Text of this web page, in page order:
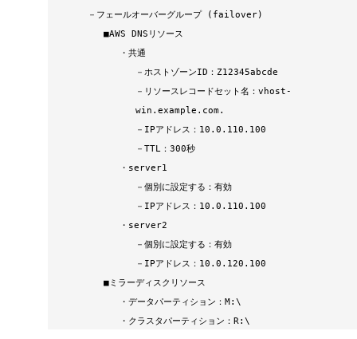
－ フェールオーバーグループ (failover)
■AWS DNSリソース
・ 共通
－ ホストゾーンID：Z12345abcde
－ リソースレコードセット名：vhost-
win.example.com.
－ IPアドレス：10.0.110.100
－ TTL：300秒
・ server1
－ 個別に設定する：有効
－ IPアドレス：10.0.110.100
・ server2
－ 個別に設定する：有効
－ IPアドレス：10.0.120.100
■ ミラーディスクリソース
・ データパーティション：M:\
・ クラスタパーティション：R:\